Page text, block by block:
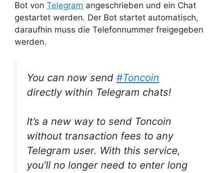
Bot von Telegram angeschrieben und ein Chat
gestartet werden. Der Bot startet automatisch,
daraufhin muss die Telefonnummer freigegeben
werden.
You can now send #Toncoin
directly within Telegram chats!
It’s a new way to send Toncoin
without transaction fees to any
Telegram user. With this service,
you’ll no longer need to enter long